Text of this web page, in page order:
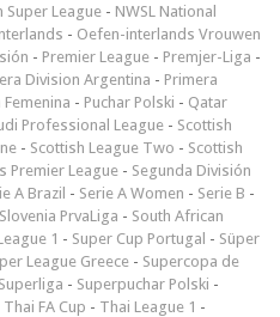
Super League - NWSL National
- Oefen-interlands Vrouwen
- Premier League - Premjer-Liga -
Division Argentina - Primera
- Puchar Polski - Qatar
Professional League - Scottish
- Scottish League Two - Scottish
Premier League - Segunda División
A Brazil - Serie A Women - Serie B -
Slovenia PrvaLiga - South African
1 - Super Cup Portugal - Süper
League Greece - Supercopa de
Superliga - Superpuchar Polski -
Thai FA Cup - Thai League 1 -